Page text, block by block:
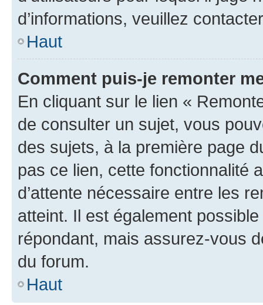
d’informations, veuillez
Haut
Comment puis-je remonter
En cliquant sur le lien «
de consulter un sujet, vous
des sujets, à la première page
pas ce lien, cette fonctionnalité
d’attente nécessaire entre les
atteint. Il est également
répondant, mais assurez-vous
du forum.
Haut